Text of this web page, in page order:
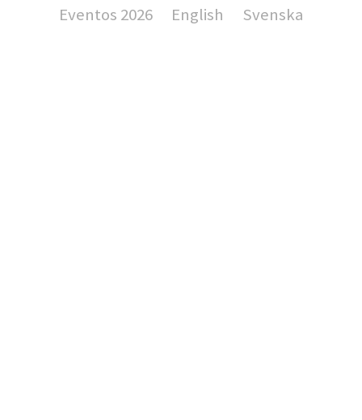
Eventos 2026
English Svenska